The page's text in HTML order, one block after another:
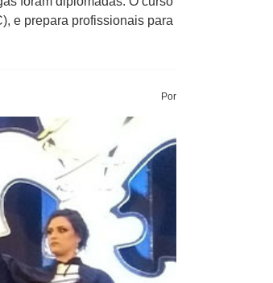
e prepara profissionais para
Por